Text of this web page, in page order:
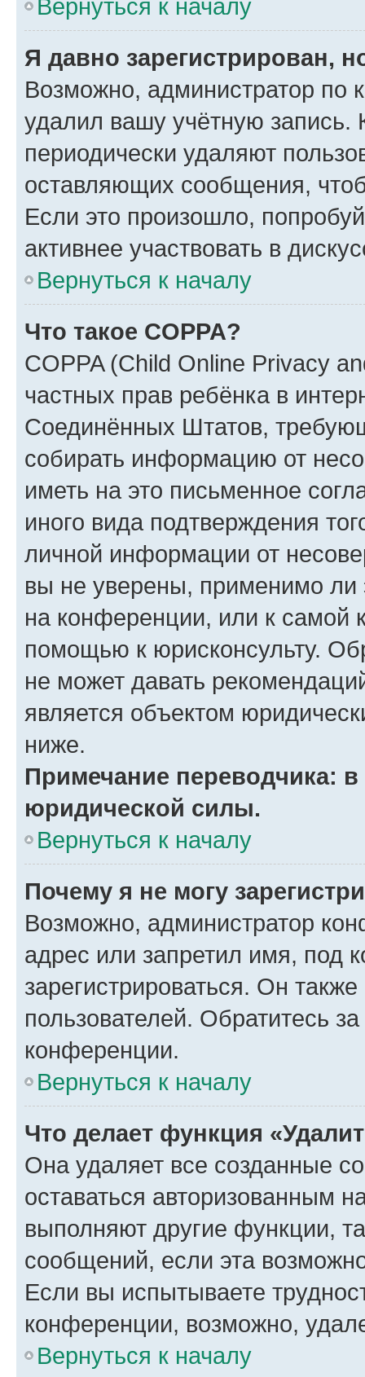
Вернуться к началу
Я давно зарегистрирован,
Возможно, администратор по
удалил вашу учётную запись.
периодически удаляют
оставляющих сообщения,
Если это произошло,
активнее участвовать в
Вернуться к началу
Что такое COPPA?
COPPA (Child Online Privacy
частных прав ребёнка в
Соединённых Штатов,
собирать информацию от
иметь на это письменное
иного вида подтверждения
личной информации от
вы не уверены, применимо ли
на конференции, или к самой
помощью к юрисконсульту.
не может давать
является объектом
ниже.
Примечание переводчика:
юридической силы.
Вернуться к началу
Почему я не могу
Возможно, администратор
адрес или запретил имя, под
зарегистрироваться. Он
пользователей. Обратитесь
конференции.
Вернуться к началу
Что делает функция
Она удаляет все созданные
оставаться авторизованным
выполняют другие функции,
сообщений, если эта
Если вы испытываете
конференции, возможно,
Вернуться к началу